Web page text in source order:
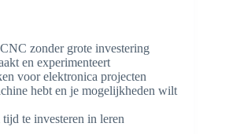
zonder grote investering
en experimenteert
voor elektronica projecten
hebt en je mogelijkheden wilt
te investeren in leren